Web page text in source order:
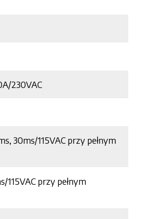
230VAC
30ms/115VAC przy pełnym
115VAC przy pełnym